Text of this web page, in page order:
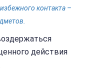
контакта –
действия